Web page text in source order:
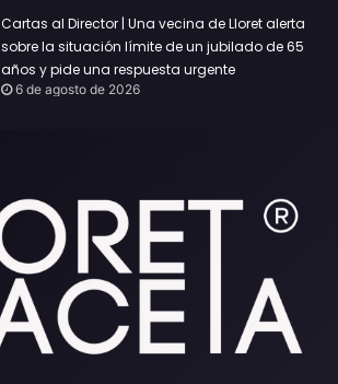
Cartas al Director | Una vecina de Lloret alerta
sobre la situación límite de un jubilado de 65
años y pide una respuesta urgente
6 de agosto de 2026